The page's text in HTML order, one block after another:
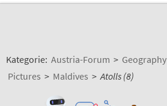
Kategorie: Austria-Forum > Geography
Pictures > Maldives > Atolls (8)